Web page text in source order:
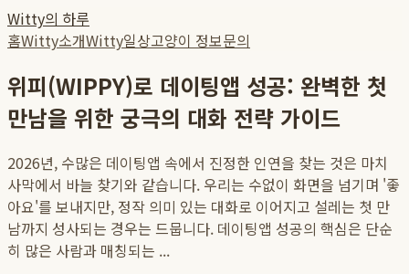
Witty의 하루
홈Witty소개Witty일상고양이 정보문의
위피(WIPPY)로 데이팅앱 성공: 완벽한 첫
만남을 위한 궁극의 대화 전략 가이드
2026년, 수많은 데이팅앱 속에서 진정한 인연을 찾는 것은 마치
사막에서 바늘 찾기와 같습니다. 우리는 수없이 화면을 넘기며 '좋
아요'를 보내지만, 정작 의미 있는 대화로 이어지고 설레는 첫 만
남까지 성사되는 경우는 드뭅니다. 데이팅앱 성공의 핵심은 단순
히 많은 사람과 매칭되는 ...